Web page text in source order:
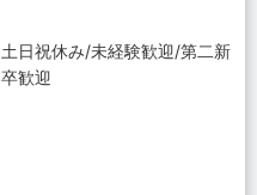
土日祝休み/未経験歓迎/第二新
卒歓迎